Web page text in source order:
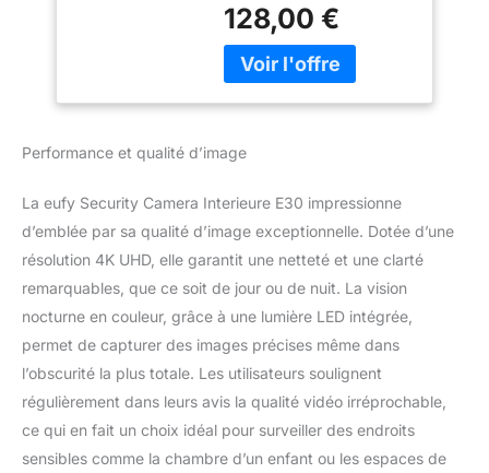
2024. Elle capture
chaque instant avec une
clarté 4K pour protéger
continu en 4K : Obtenez
espace tout au long de la
journée et communiquez
avec votre famille en
l'audio bidirectionnel.
Vision 360°
exceptionnelle : Les
nouvelles fonctionnalités
de l'application, telles
que la mise au point en
un clic et la vue
panoramique, vous
128,00 €
Performance et qualité d’image
La eufy Security Camera Interieure E30 impressionne
d’emblée par sa qualité d’image exceptionnelle. Dotée d’une
résolution 4K UHD, elle garantit une netteté et une clarté
remarquables, que ce soit de jour ou de nuit. La vision
nocturne en couleur, grâce à une lumière LED intégrée,
permet de capturer des images précises même dans
l’obscurité la plus totale. Les utilisateurs soulignent
régulièrement dans leurs avis la qualité vidéo irréprochable,
ce qui en fait un choix idéal pour surveiller des endroits
sensibles comme la chambre d’un enfant ou les espaces de